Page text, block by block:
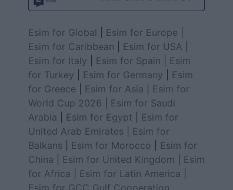
Esim for Global Esim for Europe
Esim for Caribbean
Esim for USA
Esim for Italy
Esim for Spain
Esim
for Turkey
Esim for Germany
Esim
for Greece
Esim for Asia
Esim for
World Cup 2026
Esim for Saudi
Arabia
Esim for Egypt
Esim for
United Arab Emirates
Esim for
Balkans
Esim for Morocco
Esim for
China
Esim for United Kingdom
Esim
for Africa
Esim for Latin America
Esim for GCC Gulf Cooperation